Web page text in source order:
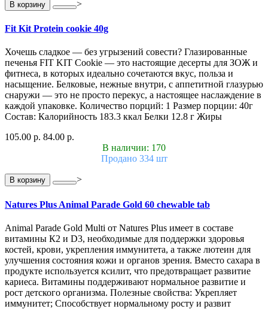
В корзину >
Fit Kit Protein cookie 40g
Хочешь сладкое — без угрызений совести? Глазированные
печенья FIT KIT Cookie — это настоящие десерты для ЗОЖ и
фитнеса, в которых идеально сочетаются вкус, польза и
насыщение. Белковые, нежные внутри, с аппетитной глазурью
снаружи — это не просто перекус, а настоящее наслаждение в
каждой упаковке. Количество порций: 1 Размер порции: 40г
Состав: Калорийность 183.3 ккал Белки 12.8 г Жиры
105.00 р. 84.00 р.
В наличии: 170
Продано 334 шт
В корзину >
Natures Plus Animal Parade Gold 60 chewable tab
Animal Parade Gold Multi от Natures Plus имеет в составе
витамины К2 и D3, необходимые для поддержки здоровья
костей, крови, укрепления иммунитета, а также лютеин для
улучшения состояния кожи и органов зрения. Вместо сахара в
продукте используется ксилит, что предотвращает развитие
кариеса. Витамины поддерживают нормальное развитие и
рост детского организма. Полезные свойства: Укрепляет
иммунитет; Способствует нормальному росту и развит